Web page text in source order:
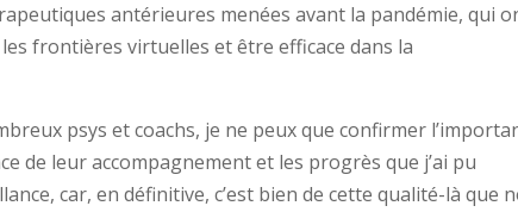
antérieures menées avant la pandémie, qui
frontières virtuelles et être efficace dans la
psys et coachs, je ne peux que confirmer
de leur accompagnement et les progrès que j’ai pu
car, en définitive, c’est bien de cette qualité-là que